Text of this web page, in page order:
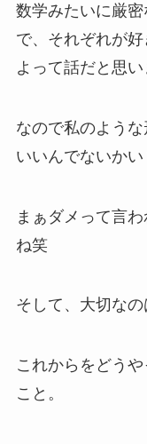
数学みたいに厳
で、それぞれが
よって話だと思い
なので私のよう
いいんでないかい
まぁダメって言
ね笑
そして、大切なの
これからをどう
こと。